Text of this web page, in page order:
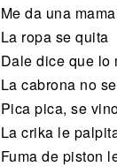
Me da una
La ropa se quita
Dale dice que lo
La cabrona no
Pica pica, se
La crika le
Fuma de piston